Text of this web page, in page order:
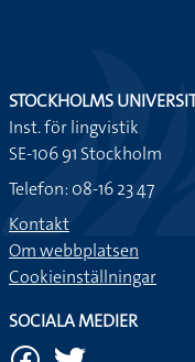
STOCKHOLMS
Inst. för lingvistik
SE-106 91 Stockholm
Telefon: 08-16 23 47
Kontakt
Om webbplatsen
Cookieinställningar
SOCIALA MEDIER